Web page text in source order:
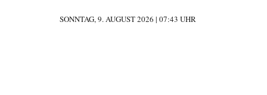
SONNTAG, 9. AUGUST 2026 | 07:43 UHR